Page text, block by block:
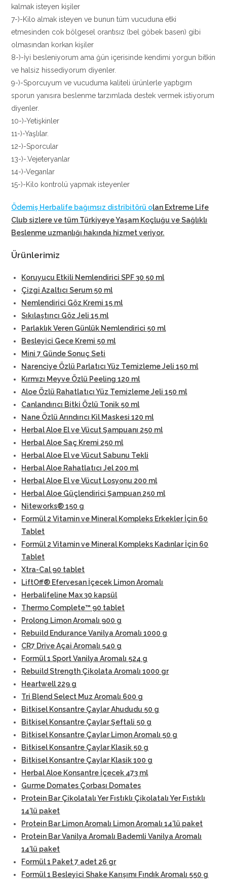
kalmak isteyen kişiler
7-)-Kilo almak isteyen ve bunun tüm vucuduna etki
etmesinden cok bölgesel orantısız (bel göbek basen) gibi
olmasından korkan kişiler
8-)-İyi besleniyorum ama ğün içerisinde kendimi yorgun bitkin
ve halsiz hissediyorum diyenler.
9-)-Sporcuyum ve vucuduma kaliteli ürünlerle yaptıgım
sporun yanısıra beslenme tarzımlada destek vermek istiyorum
diyenler.
10-)-Yetişkinler
11-)-Yaşlılar.
12-)-Sporcular
13-)-.Vejeteryanlar
14-)-Veganlar
15-)-Kilo kontrolü yapmak isteyenler
Ödemiş Herbalife bağımsız distribitörü olan Extreme Life
Club sizlere ve tüm Türkiyeye Yaşam Koçluğu ve Sağlıklı
Beslenme uzmanlığı hakında hizmet veriyor.
Ürünlerimiz
Koruyucu Etkili Nemlendirici SPF 30 50 ml
Çizgi Azaltıcı Serum 50 ml
Nemlendirici Göz Kremi 15 ml
Sıkılaştırıcı Göz Jeli 15 ml
Parlaklık Veren Günlük Nemlendirici 50 ml
Besleyici Gece Kremi 50 ml
Mini 7 Günde Sonuç Seti
Narenciye Özlü Parlatıcı Yüz Temizleme Jeli 150 ml
Kırmızı Meyve Özlü Peeling 120 ml
Aloe Özlü Rahatlatıcı Yüz Temizleme Jeli 150 ml
Canlandırıcı Bitki Özlü Tonik 50 ml
Nane Özlü Arındırıcı Kil Maskesi 120 ml
Herbal Aloe El ve Vücut Şampuanı 250 ml
Herbal Aloe Saç Kremi 250 ml
Herbal Aloe El ve Vücut Sabunu Tekli
Herbal Aloe Rahatlatıcı Jel 200 ml
Herbal Aloe El ve Vücut Losyonu 200 ml
Herbal Aloe Güçlendirici Şampuan 250 ml
Niteworks® 150 g
Formül 2 Vitamin ve Mineral Kompleks Erkekler İçin 60
Tablet
Formül 2 Vitamin ve Mineral Kompleks Kadınlar İçin 60
Tablet
Xtra-Cal 90 tablet
LiftOff® Efervesan İçecek Limon Aromalı
Herbalifeline Max 30 kapsül
Thermo Complete™ 90 tablet
Prolong Limon Aromalı 900 g
Rebuild Endurance Vanilya Aromalı 1000 g
CR7 Drive Açai Aromalı 540 g
Formül 1 Sport Vanilya Aromalı 524 g
Rebuild Strength Çikolata Aromalı 1000 gr
Heartwell 229 g
Tri Blend Select Muz Aromalı 600 g
Bitkisel Konsantre Çaylar Ahududu 50 g
Bitkisel Konsantre Çaylar Şeftali 50 g
Bitkisel Konsantre Çaylar Limon Aromalı 50 g
Bitkisel Konsantre Çaylar Klasik 50 g
Bitkisel Konsantre Çaylar Klasik 100 g
Herbal Aloe Konsantre İçecek 473 ml
Gurme Domates Çorbası Domates
Protein Bar Çikolatalı Yer Fıstıklı Çikolatalı Yer Fıstıklı
14’lü paket
Protein Bar Limon Aromalı Limon Aromalı 14’lü paket
Protein Bar Vanilya Aromalı Bademli Vanilya Aromalı
14’lü paket
Formül 1 Paket 7 adet 26 gr
Formül 1 Besleyici Shake Karışımı Fındık Aromalı 550 g